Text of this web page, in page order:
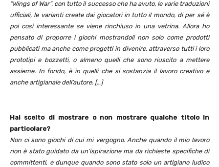
“Wings of War”, con tutto il successo che ha avuto, le varie traduzioni
ufficiali, le varianti create dai giocatori in tutto il mondo, di per sé è
poi così interessante se viene rinchiuso in una vetrina. Allora ho
pensato di proporre i giochi mostrandoli non solo come prodotti
pubblicati ma anche come progetti in divenire, attraverso tutti i loro
prototipi e bozzetti, o almeno quelli che sono riuscito a mettere
assieme. In fondo, è in quelli che si sostanzia il lavoro creativo e
anche artigianale dell’autore. […]
Hai scelto di mostrare o non mostrare qualche titolo in
particolare?
Non ci sono giochi di cui mi vergogno. Anche quando il mio lavoro
non è stato guidato da un’ispirazione ma da richieste specifiche di
committenti, e dunque quando sono stato solo un artigiano ludico